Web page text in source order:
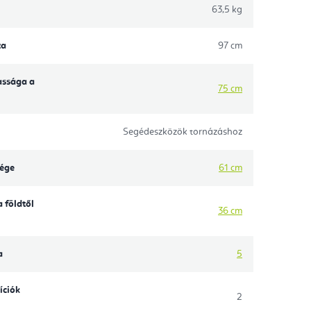
63,5 kg
97 cm
a
75 cm
Segédeszközök tornázáshoz
61 cm
földtől
36 cm
5
2